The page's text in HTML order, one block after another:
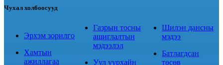
Чухал холбоосууд
Эрхэм зорилго
Хамтын
ажиллагаа
Газрын тосны
ашиглалтын
мэдээлэл
Уул уурхайн
Шилэн дансны
мэдээ
Батлагдсан
төсөв